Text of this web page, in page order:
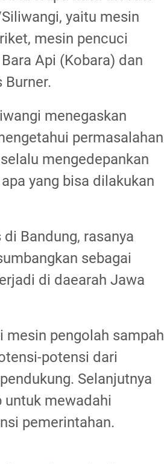
yaitu mesin
mesin pencuci
Api (Kobara) dan
menegaskan
permasalahan
mengedepankan
yang bisa dilakukan
Bandung, rasanya
sebagai
di daearah Jawa
mesin pengolah sampah
potensi dari
Selanjutnya
untuk mewadahi
pemerintahan.